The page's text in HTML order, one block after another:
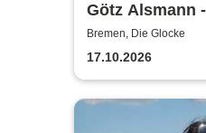
Götz Alsmann
...
Bremen, Die Glocke
17.10.2026